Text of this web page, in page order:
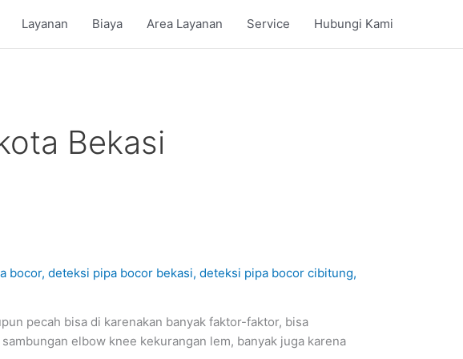
Layanan Biaya Area Layanan Service Hubungi Kami
Bekasi
bocor, deteksi pipa bocor bekasi, deteksi pipa bocor cibitung,
pecah bisa di karenakan banyak faktor-faktor, bisa
elbow knee kekurangan lem, banyak juga karena